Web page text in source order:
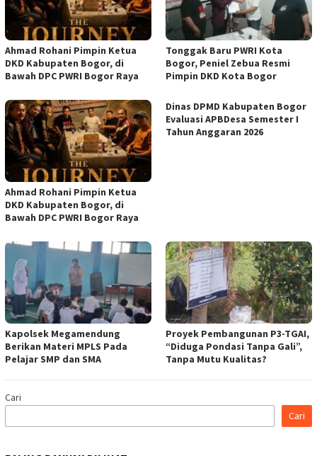
Ahmad Rohani Pimpin Ketua
DKD Kabupaten Bogor, di
Bawah DPC PWRI Bogor Raya
Tonggak Baru PWRI Kota
Bogor, Peniel Zebua Resmi
Pimpin DKD Kota Bogor
Ahmad Rohani Pimpin Ketua
DKD Kabupaten Bogor, di
Bawah DPC PWRI Bogor Raya
Dinas DPMD Kabupaten Bogor
Evaluasi APBDesa Semester I
Tahun Anggaran 2026
Kapolsek Megamendung
Berikan Materi MPLS Pada
Pelajar SMP dan SMA
Proyek Pembangunan P3-TGAI,
“Diduga Pondasi Tanpa Gali”,
Tanpa Mutu Kualitas?
Cari
Cari